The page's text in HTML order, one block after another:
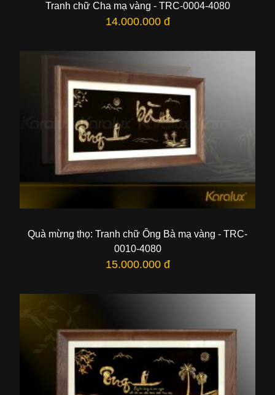
Tranh chữ Cha mạ vàng - TRC-0004-4080
14.000.000 đ
Quà mừng thọ: Tranh chữ Ông Bà mạ vàng - TRC-
0010-4080
15.000.000 đ